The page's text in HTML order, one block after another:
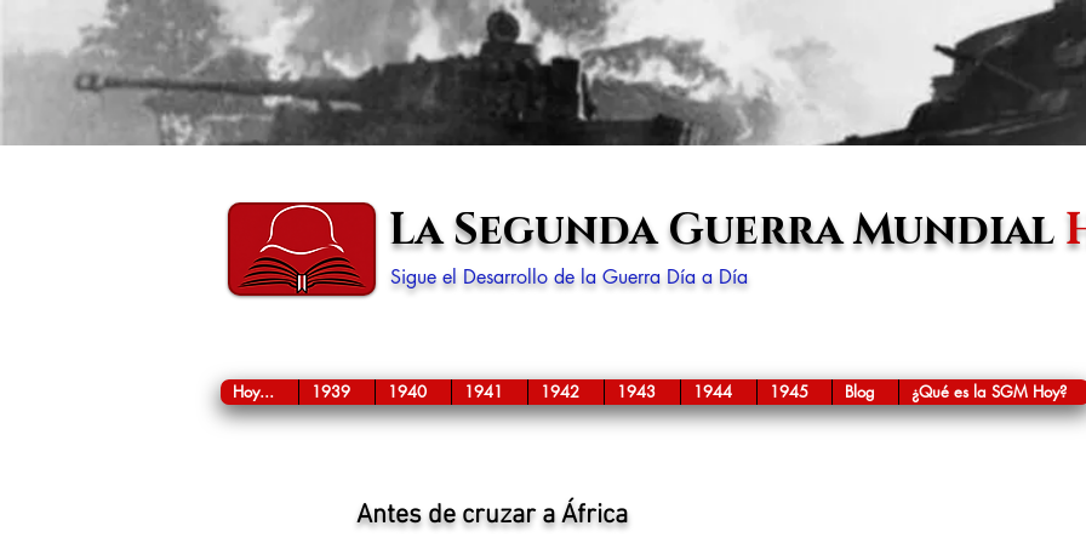
La Segunda Guerra Mundial
Sigue el Desarrollo de la Guerra Día a Día
Hoy... 1939 1940 1941 1942 1943 1944 1945 Blog ¿Qué es la SGM Hoy?
Antes de cruzar a África